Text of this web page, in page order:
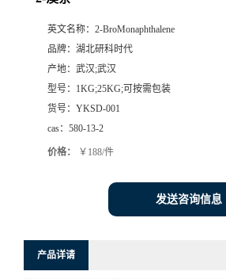
英文名称： 2-BroMonaphthalene
品牌： 湖北研科时代
产地： 武汉;武汉
型号： 1KG;25KG;可按需包装
货号： YKSD-001
cas： 580-13-2
价格： ￥188/件
发送咨询信息
产品详请